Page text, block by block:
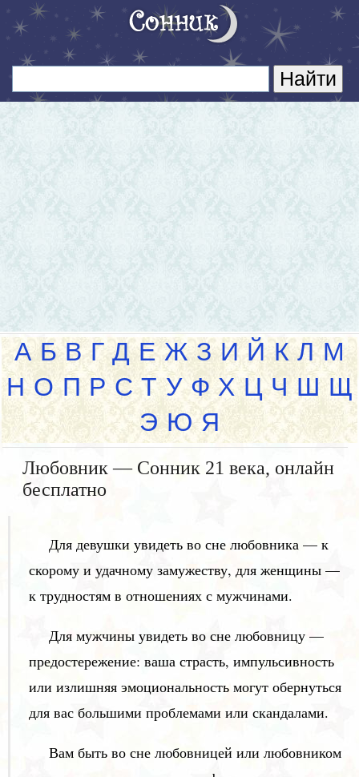
А Б В Г Д Е Ж З И Й К Л М
Н О П Р С Т У Ф Х Ц Ч Ш Щ
Э Ю Я
Любовник — Сонник 21 века, онлайн
бесплатно
Для девушки увидеть во сне любовника — к
скорому и удачному замужеству, для женщины —
к трудностям в отношениях с мужчинами.
Для мужчины увидеть во сне любовницу —
предостережение: ваша страсть, импульсивность
или излишняя эмоциональность могут обернуться
для вас большими проблемами или скандалами.
Вам быть во сне любовницей или любовником